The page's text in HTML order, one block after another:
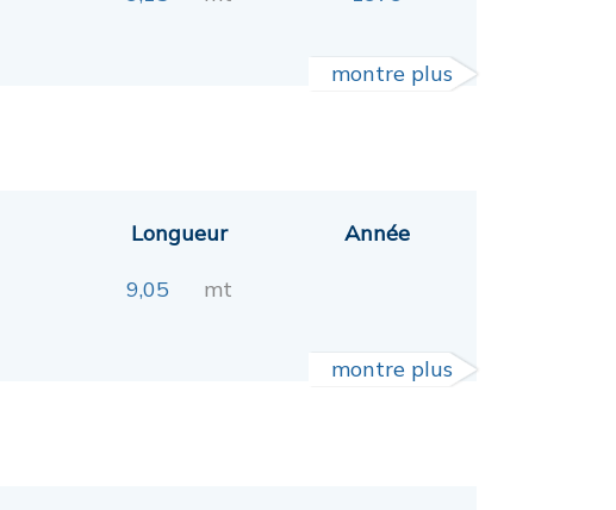
montre plus
Longueur
9,05 mt
Année
montre plus